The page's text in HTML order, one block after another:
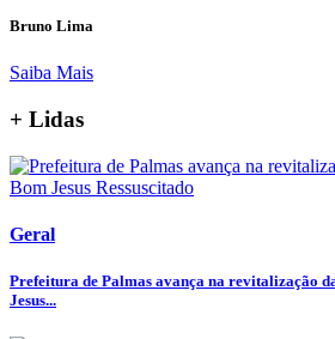
Bruno Lima
Saiba Mais
+ Lidas
Geral
Prefeitura de Palmas avança na revitalização
Jesus...